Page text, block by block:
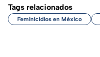
Tags relacionados
Feminicidios en México